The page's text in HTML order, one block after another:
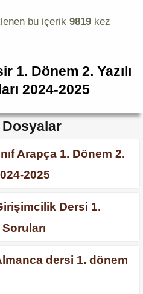
bu içerik 9819 kez
1. Dönem 2. Yazılı
2024-2025
Arapça 1. Dönem 2.
2025
Dersi 1.
Soruları
dersi 1. dönem